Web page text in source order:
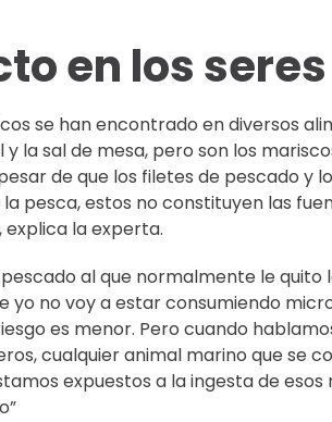
en los
se han encontrado en diversos
y la sal de mesa, pero son los
de que los filetes de pescado y
pesca, estos no constituyen las
la experta.
pescado al que normalmente le
no voy a estar consumiendo
es menor. Pero cuando
cualquier animal marino que se
expuestos a la ingesta de